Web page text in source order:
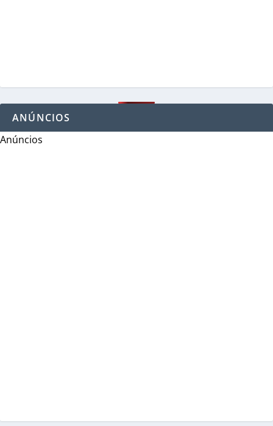
ANÚNCIOS
Anúncios